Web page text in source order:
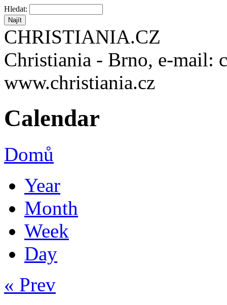
Hledat:
CHRISTIANIA.CZ
Christiania - Brno, e-mail:
www.christiania.cz
Calendar
Domů
Year
Month
Week
Day
« Prev